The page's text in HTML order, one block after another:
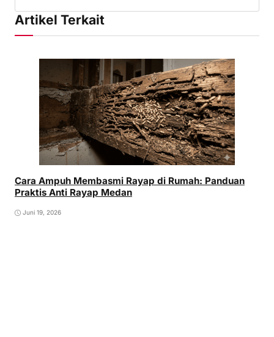
Artikel Terkait
Cara Ampuh Membasmi Rayap di Rumah: Panduan
Praktis Anti Rayap Medan
Juni 19, 2026